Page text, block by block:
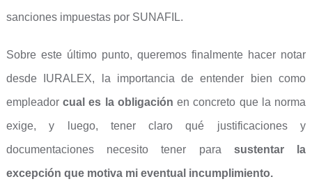
sanciones impuestas por SUNAFIL.
Sobre este último punto, queremos finalmente hacer notar
desde IURALEX, la importancia de entender bien como
empleadorcual es la obligaciónen concreto que la norma
exige, y luego, tener claro qué justificaciones y
documentaciones necesito tener para sustentar la
excepción que motiva mi eventual incumplimiento.